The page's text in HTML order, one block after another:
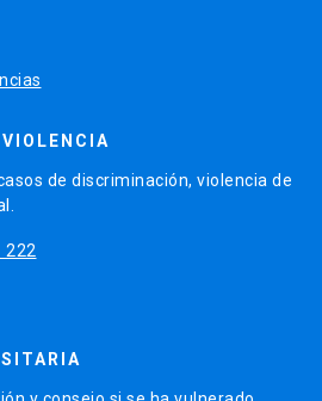
de discriminación, violencia de
222